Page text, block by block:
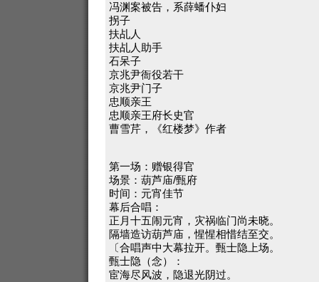
冯渊案被告，系薛蟠仆妇
拐子
扶乩人
扶乩人助手
石呆子
京兆尹衙役若干
京兆尹门子
忠顺亲王
忠顺亲王府长史官
曹雪芹，《红楼梦》作者
第一场：赠银得官
场景：葫芦庙/甄府
时间：元宵佳节
幕后合唱：
正月十五闹元宵，灾祸临门尚未晓。
隔墙造访葫芦庙，惺惺相惜结至交。
〔合唱声中大幕拉开。甄士隐上场。
甄士隐（念）：
宦海尽风波，隐退光阴过。